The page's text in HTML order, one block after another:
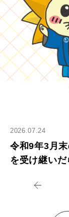
2026.07.24
令和9年3月
を受け継い